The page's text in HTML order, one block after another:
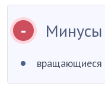
Минусы
вращающиеся